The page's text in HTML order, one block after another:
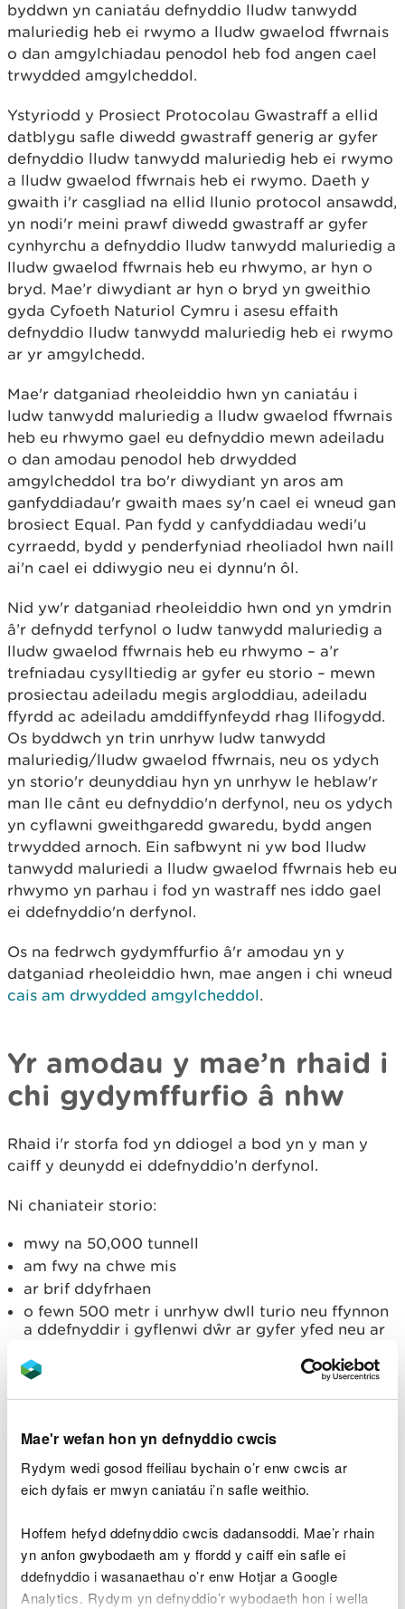
Mae'r wefan hon yn defnyddio cwcis
Rydym wedi gosod ffeiliau bychain o’r enw cwcis ar
eich dyfais er mwyn caniatáu i’n safle weithio.
Hoffem hefyd ddefnyddio cwcis dadansoddi. Mae’r rhain
yn anfon gwybodaeth am y ffordd y caiff ein safle ei
ddefnyddio i wasanaethau o’r enw Hotjar a Google
Analytics. Rydym yn defnyddio’r wybodaeth hon i wella
byddwn yn caniatáu defnyddio lludw tanwydd
maluriedig heb ei rwymo a lludw gwaelod ffwrnais
o dan amgylchiadau penodol heb fod angen cael
trwydded amgylcheddol.
Ystyriodd y Prosiect Protocolau Gwastraff a ellid
datblygu safle diwedd gwastraff generig ar gyfer
defnyddio lludw tanwydd maluriedig heb ei rwymo
a lludw gwaelod ffwrnais heb ei rwymo. Daeth y
gwaith i'r casgliad na ellid llunio protocol ansawdd,
yn nodi'r meini prawf diwedd gwastraff ar gyfer
cynhyrchu a defnyddio lludw tanwydd maluriedig a
lludw gwaelod ffwrnais heb eu rhwymo, ar hyn o
bryd. Mae’r diwydiant ar hyn o bryd yn gweithio
gyda Cyfoeth Naturiol Cymru i asesu effaith
defnyddio lludw tanwydd maluriedig heb ei rwymo
ar yr amgylchedd.
Mae'r datganiad rheoleiddio hwn yn caniatáu i
ludw tanwydd maluriedig a lludw gwaelod ffwrnais
heb eu rhwymo gael eu defnyddio mewn adeiladu
o dan amodau penodol heb drwydded
amgylcheddol tra bo'r diwydiant yn aros am
ganfyddiadau'r gwaith maes sy'n cael ei wneud gan
brosiect Equal. Pan fydd y canfyddiadau wedi'u
cyrraedd, bydd y penderfyniad rheoliadol hwn naill
ai'n cael ei ddiwygio neu ei dynnu'n ôl.
Nid yw'r datganiad rheoleiddio hwn ond yn ymdrin
â’r defnydd terfynol o ludw tanwydd maluriedig a
lludw gwaelod ffwrnais heb eu rhwymo – a’r
trefniadau cysylltiedig ar gyfer eu storio – mewn
prosiectau adeiladu megis argloddiau, adeiladu
ffyrdd ac adeiladu amddiffynfeydd rhag llifogydd.
Os byddwch yn trin unrhyw ludw tanwydd
maluriedig/lludw gwaelod ffwrnais, neu os ydych
yn storio'r deunyddiau hyn yn unrhyw le heblaw'r
man lle cânt eu defnyddio'n derfynol, neu os ydych
yn cyflawni gweithgaredd gwaredu, bydd angen
trwydded arnoch. Ein safbwynt ni yw bod lludw
tanwydd maluriedi a lludw gwaelod ffwrnais heb eu
rhwymo yn parhau i fod yn wastraff nes iddo gael
ei ddefnyddio'n derfynol.
Os na fedrwch gydymffurfio â'r amodau yn y
datganiad rheoleiddio hwn, mae angen i chi wneud
cais am drwydded amgylcheddol.
Yr amodau y mae’n rhaid i
chi gydymffurfio â nhw
Rhaid i'r storfa fod yn ddiogel a bod yn y man y
caiff y deunydd ei ddefnyddio’n derfynol.
Ni chaniateir storio:
mwy na 50,000 tunnell
am fwy na chwe mis
ar brif ddyfrhaen
o fewn 500 metr i unrhyw dwll turio neu ffynnon
a ddefnyddir i gyflenwi dŵr ar gyfer yfed neu ar
o fewn 500 metr i ecosystem daearol sy’n
O ran y defnydd o wastraff:
ni chaniateir defnyddio mwy na 100,000 tunnell
defnyddio dull synnwyr cyffredin o ran a yw
rhywbeth yn brosiect unigol neu wedi’i rannu’n
artiffisial. Er enghraifft, byddai adeiladu ffordd
neu briffordd fel arfer yn brosiect unigol hyd yn